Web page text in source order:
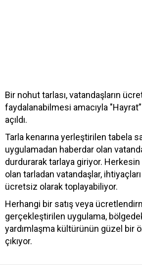
Bir nohut tarlası, vatandaşların
faydalanabilmesi amacıyla
açıldı.
Tarla kenarına yerleştirilen tabela
uygulamadan haberdar olan
durdurarak tarlaya giriyor. Herkesin
olan tarladan vatandaşlar,
ücretsiz olarak toplayabiliyor.
Herhangi bir satış veya
gerçekleştirilen uygulama,
yardımlaşma kültürünün güzel bir
çıkıyor.